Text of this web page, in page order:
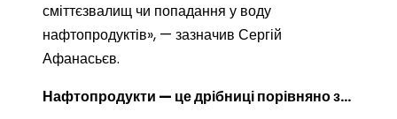
сміттєзвалищ чи попадання у воду
нафтопродуктів», — зазначив Сергій
Афанасьєв.
Нафтопродукти — це дрібниці порівняно з…